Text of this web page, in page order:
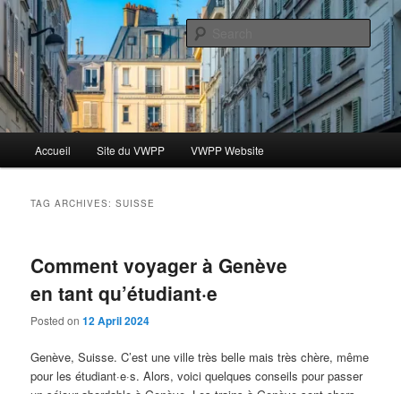
Skip
primary
content
Skip
secondary
contentBlog VWPP
Le blog des étudiants du Vassar-Wesleyan Programme à Paris
Accueil Site du VWPP VWPP Website
TAG ARCHIVES:SUISSE
Comment voyager à Genève
en tant qu’étudiant·e
Posted on12 April 2024
Genève, Suisse. C’est une ville très belle mais très chère, même
pour les étudiant·e·s. Alors, voici quelques conseils pour passer